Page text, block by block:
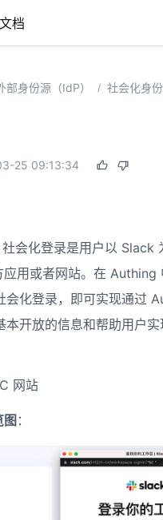
文档
部身份源（IdP） / 社会化身
25 09:13:34
会化登录是用户以 Slack
应用或者网站。在 Authing
会化登录，即可实现通过
本开放的信息和帮助用户实
网站
图 ：